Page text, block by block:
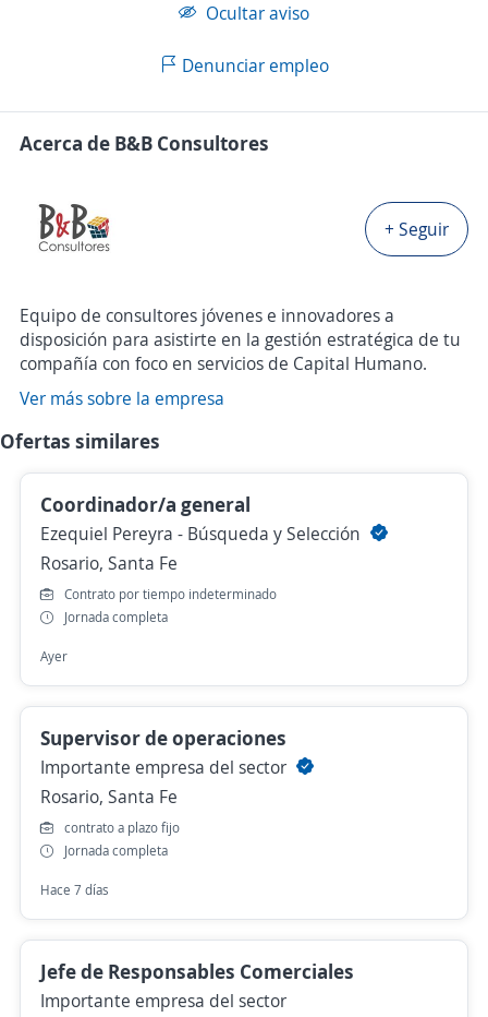
Ocultar aviso
Denunciar empleo
Acerca de B&B Consultores
+ Seguir
Equipo de consultores jóvenes e innovadores a
disposición para asistirte en la gestión estratégica de tu
compañía con foco en servicios de Capital Humano.
Ver más sobre la empresa
Ofertas similares
Coordinador/a general
Ezequiel Pereyra - Búsqueda y Selección
Rosario, Santa Fe
Contrato por tiempo indeterminado
Jornada completa
Ayer
Supervisor de operaciones
Importante empresa del sector
Rosario, Santa Fe
contrato a plazo fijo
Jornada completa
Hace 7 días
Jefe de Responsables Comerciales
Importante empresa del sector